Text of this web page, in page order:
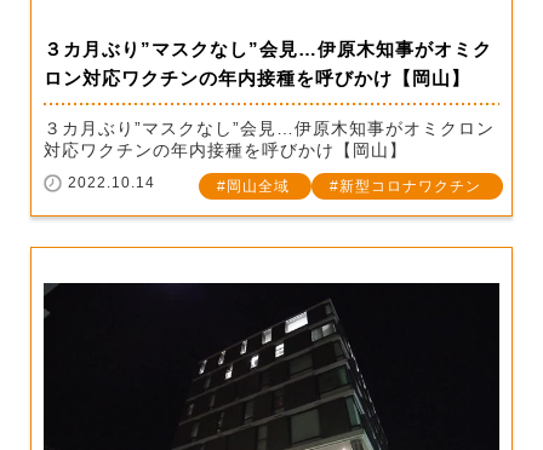
３カ月ぶり”マスクなし”会見…伊原木知事がオミク
ロン対応ワクチンの年内接種を呼びかけ【岡山】
３カ月ぶり”マスクなし”会見…伊原木知事がオミクロン
対応ワクチンの年内接種を呼びかけ【岡山】
2022.10.14 岡山全域 新型コロナワクチン